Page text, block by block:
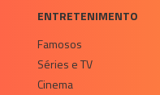
ENTRETENIMENTO
Famosos
Séries e TV
Cinema